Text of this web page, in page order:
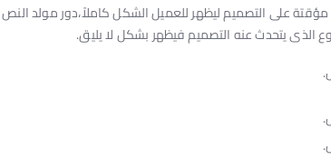
على التصميم ليظهر للعميل الشكل كاملاً،دور مولد
الذى يتحدث عنه التصميم فيظهر بشكل لا يليق.